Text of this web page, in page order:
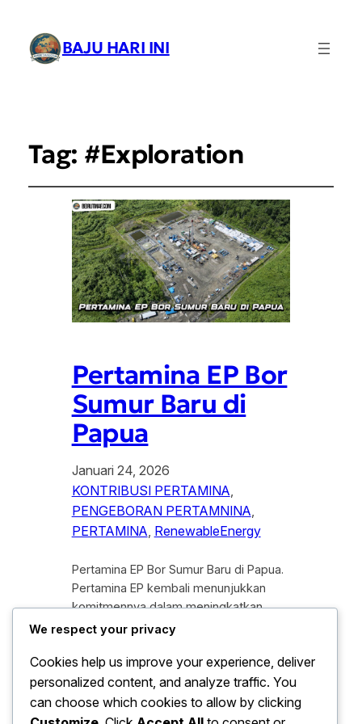
BAJU HARI INI
Tag: #Exploration
Pertamina EP Bor
Sumur Baru di
Papua
Januari 24, 2026
KONTRIBUSI PERTAMINA
PENGEBORAN PERTAMNINA
PERTAMINA, RenewableEnergy
Pertamina EP Bor Sumur Baru di Papua.
Pertamina EP kembali menunjukkan
komitmennya dalam meningkatkan
produksi minyak nasional dengan
wilayah Papua. Langkah ini menjadi
sorotan publik dan sektor energi karena
di nilai strategis untuk memenuhi
kebutuhan energi domestik serta
We respect your privacy
Cookies help us improve your experience, deliver
personalized content, and analyze traffic. You
can choose which cookies to allow by clicking